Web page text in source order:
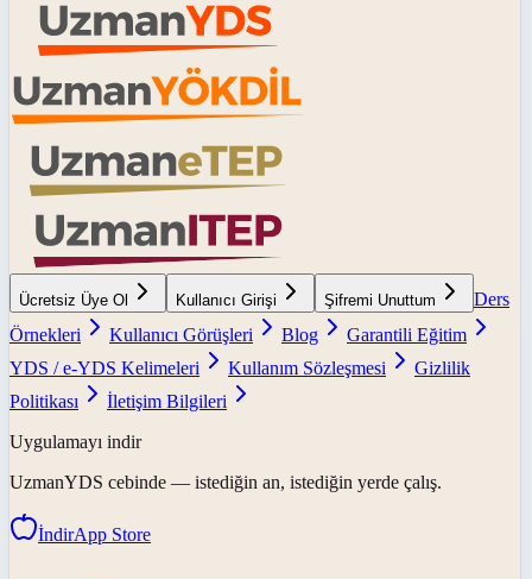
Ücretsiz Üye Ol Kullanıcı Girişi Şifremi Unuttum
Ders
Örnekleri
Kullanıcı Görüşleri Blog
Garantili Eğitim
YDS / e-YDS Kelimeleri
Kullanım Sözleşmesi
Gizlilik
Politikası
İletişim Bilgileri
Uygulamayı indir
UzmanYDS cebinde — istediğin an, istediğin yerde çalış.
İndirApp Store